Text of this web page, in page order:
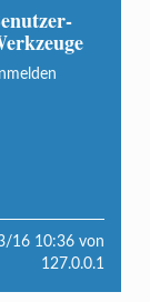
16 10:36 von
127.0.0.1